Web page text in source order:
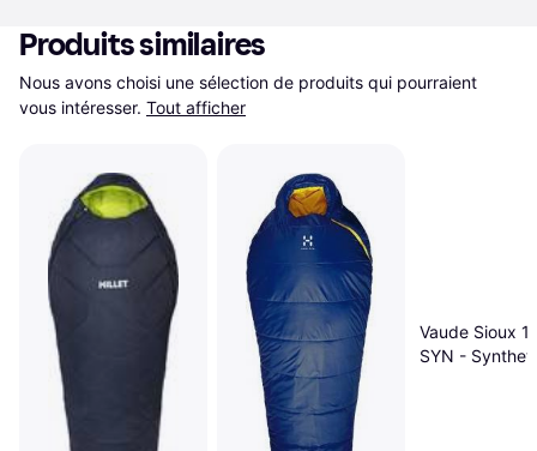
Produits similaires
Nous avons choisi une sélection de produits qui pourraient
vous intéresser. Tout afficher
Vaude Sioux
SYN -